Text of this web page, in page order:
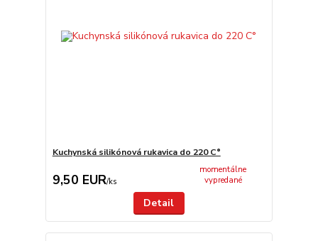
Kuchynská silikónová rukavica do 220 C°
9,50 EUR/ks
momentálne
vypredané
Detail